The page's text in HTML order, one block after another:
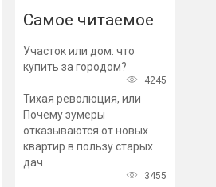
Самое читаемое
Участок или дом: что
купить за городом?
4245
Тихая революция, или
Почему зумеры
отказываются от новых
квартир в пользу старых
дач
3455